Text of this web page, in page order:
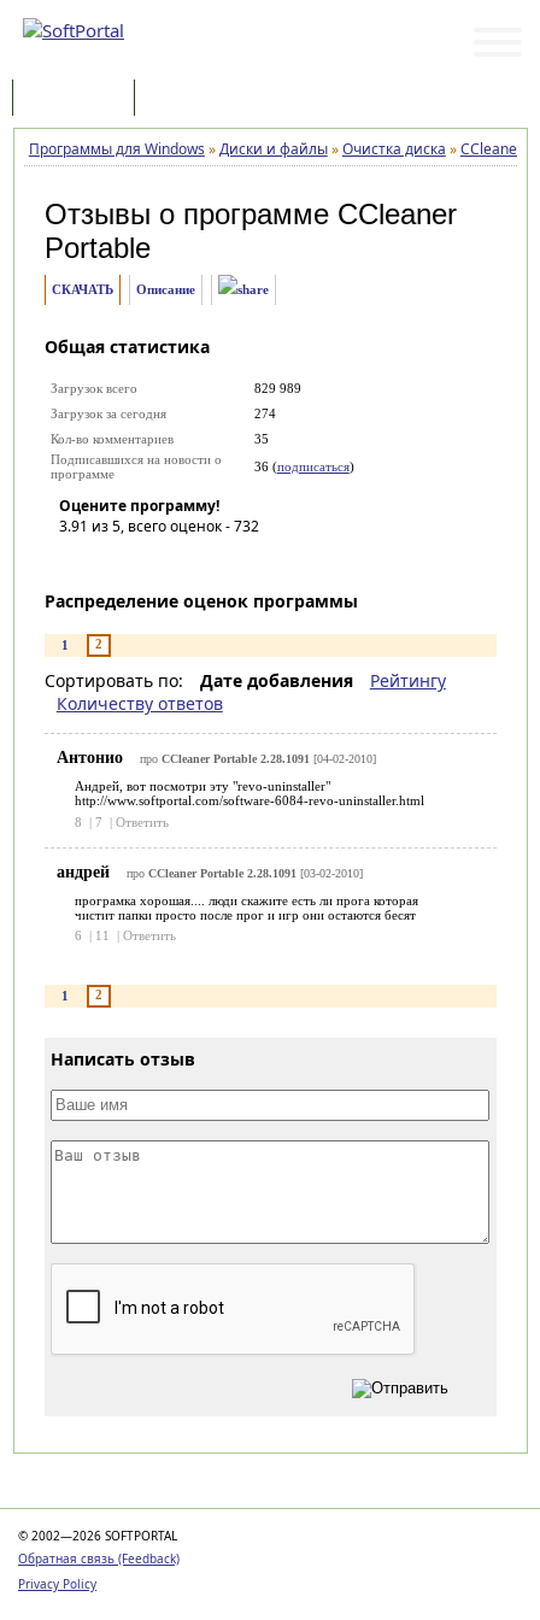
Программы для Windows »Диски и файлы»Очистка диска »CCleaner
Отзывы о программе CCleaner
Portable
СКАЧАТЬ Описание
Общая статистика
Загрузок всего
829 989
Загрузок за сегодня
274
Кол-во комментариев
35
Подписавшихся на новости о
программе
36 (подписаться)
Оцените программу!
3.91 из 5, всего оценок -732
Распределение оценок программы
1 2
Сортировать по: Дате добавления
Рейтингу
Количеству ответов
Антонио про CCleaner Portable 2.28.1091 [04-02-2010]
Андрей, вот посмотри эту "revo-uninstaller"
http://www.softportal.com/software-6084-revo-uninstaller.html
8
| 7 | Ответить
андрей про CCleaner Portable 2.28.1091 [03-02-2010]
програмка хорошая.... люди скажите есть ли прога которая
чистит папки просто после прог и игр они остаются бесят
6
| 11 | Ответить
1 2
Написать отзыв
© 2002—2026 SOFTPORTAL
Обратная связь (Feedback)
Privacy Policy